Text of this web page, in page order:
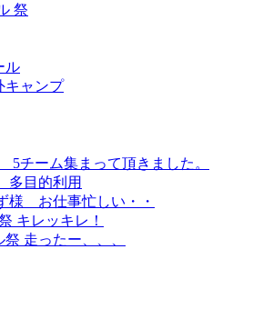
祭
ル
キャンプ
チーム集まって頂きました。
目的利用
様 お仕事忙しい・・
キレッキレ！
走ったー、、、